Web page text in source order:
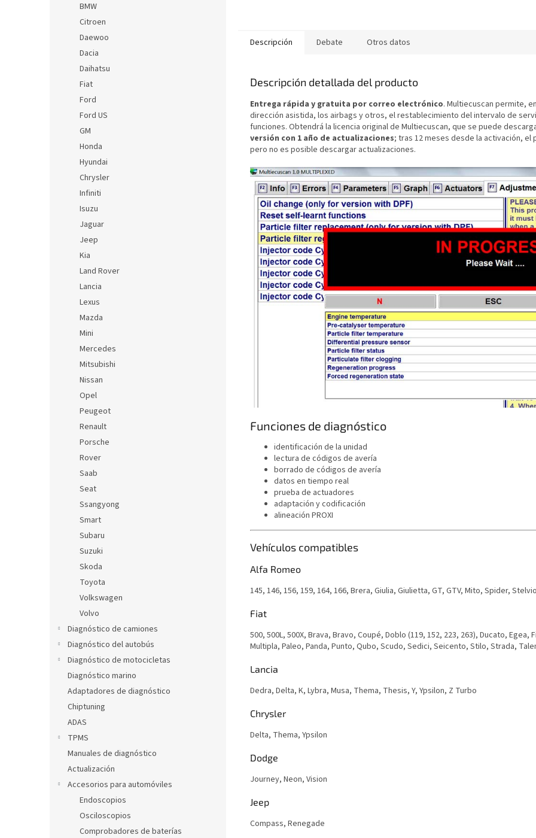
BMW
Citroen
Daewoo
Dacia
Daihatsu
Fiat
Ford
Ford US
GM
Honda
Hyundai
Chrysler
Infiniti
Isuzu
Jaguar
Jeep
Kia
Land Rover
Lancia
Lexus
Mazda
Mini
Mercedes
Mitsubishi
Nissan
Opel
Peugeot
Renault
Porsche
Rover
Saab
Seat
Ssangyong
Smart
Subaru
Suzuki
Skoda
Toyota
Volkswagen
Volvo
Diagnóstico de camiones
Diagnóstico del autobús
Diagnóstico de motocicletas
Diagnóstico marino
Adaptadores de diagnóstico
Chiptuning
ADAS
TPMS
Manuales de diagnóstico
Actualización
Accesorios para automóviles
Endoscopios
Osciloscopios
Comprobadores de baterías
Descripción Debate Otros datos
Descripción detallada del producto
Entrega rápida y gratuita por correo electrónico. Multiecuscan permite,
dirección asistida, los airbags y otros, el restablecimiento del intervalo de
funciones. Obtendrá la licencia original de Multiecuscan, que se puede
versión con 1 año de actualizaciones; tras 12 meses desde la activación,
pero no es posible descargar actualizaciones.
Funciones de diagnóstico
identificación de la unidad
lectura de códigos de avería
borrado de códigos de avería
datos en tiempo real
prueba de actuadores
adaptación y codificación
alineación PROXI
Vehículos compatibles
Alfa Romeo
145, 146, 156, 159, 164, 166, Brera, Giulia, Giulietta, GT, GTV, Mito, Spider,
Fiat
500, 500L, 500X, Brava, Bravo, Coupé, Doblo (119, 152, 223, 263), Ducato,
Multipla, Paleo, Panda, Punto, Qubo, Scudo, Sedici, Seicento, Stilo, Strada,
Lancia
Dedra, Delta, K, Lybra, Musa, Thema, Thesis, Y, Ypsilon, Z Turbo
Chrysler
Delta, Thema, Ypsilon
Dodge
Journey, Neon, Vision
Jeep
Compass, Renegade